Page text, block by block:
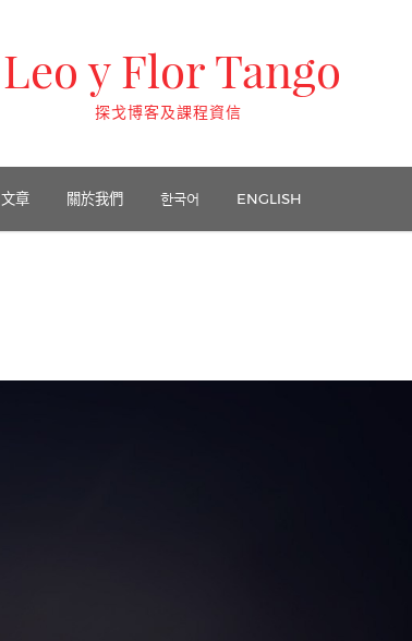
Leo y Flor Tango
探戈博客及課程資信
文章 關於我們 한국어 ENGLISH